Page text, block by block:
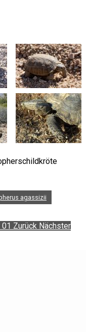
agassizii
Zurück Nächster